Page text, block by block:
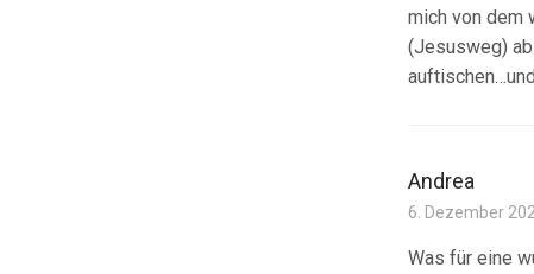
mich von dem
(Jesusweg)
Andrea
6. Dezember
Was für eine